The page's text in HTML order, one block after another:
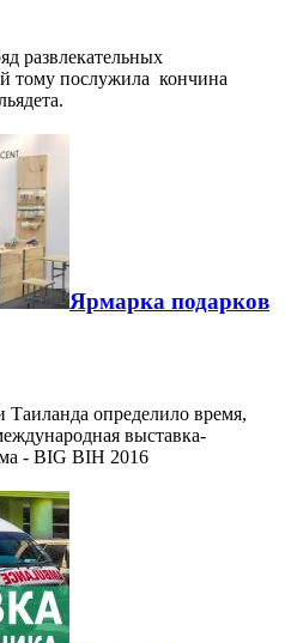
развлекательных
тому послужила кончина
Ярмарка подарков
Таиланда определило время,
выставка-
- BIG BIH 2016